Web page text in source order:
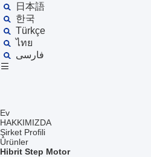
日本語
한국
Türkçe
ไทย
فارسی
Ev
HAKKIMIZDA
Şirket Profili
Ürünler
Hibrit Step Motor